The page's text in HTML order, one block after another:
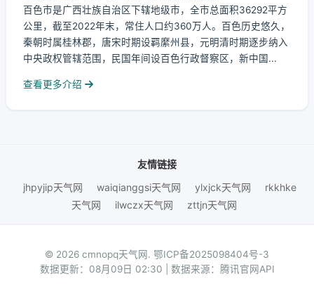
百色市是广西壮族自治区下辖地级市，全市总面积36292平方
公里，截至2022年末，常住人口约360万人。百色历史悠久，
秦朝时属桂林郡，唐宋时期设羁縻州县，元明清时期逐步纳入
中央政权管辖范围，民国年间设百色行政督察区，新中国...
查看更多介绍
友情链接
jhpyjip天气网
waiqianggsi天气网 ylxjck天气网
rkkhke
天气网
ilwczx天气网 zttjn天气网
© 2026 cmnopq天气网. 鄂ICP备2025098404号-3
数据更新：08月09日 02:30 | 数据来源：腾讯官网API